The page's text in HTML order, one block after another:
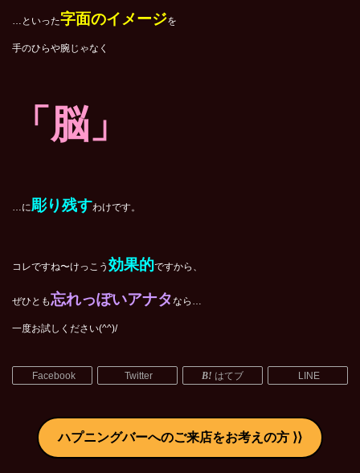
…といった字面のイメージを
手のひらや腕じゃなく
「脳」
…に彫り残すわけです。
コレですね〜けっこう 効果的ですから、
ぜひとも忘れっぽいアナタなら…
一度お試しください(^^)/
Facebook Twitter はてブ LINE
ハプニングバーへのご来店をお考えの方